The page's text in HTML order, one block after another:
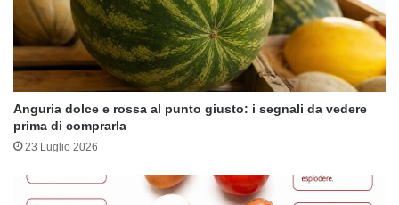
Anguria dolce e rossa al punto giusto: i segnali da vedere
prima di comprarla
23 Luglio 2026